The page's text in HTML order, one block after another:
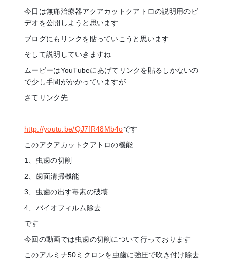
今日は無痛治療器アクアカットクアトロの説明用のビ
デオを公開しようと思います
ブログにもリンクを貼っていこうと思います
そして説明していきますね
ムービーはYouTubeにあげてリンクを貼るしかないの
で少し手間がかかっていますが
さてリンク先
http://youtu.be/QJ7fR48Mb4oです
このアクアカットクアトロの機能
1、虫歯の切削
2、歯面清掃機能
3、虫歯の出す毒素の破壊
4、バイオフィルム除去
です
今回の動画では虫歯の切削について行っております
このアルミナ50ミクロンを虫歯に強圧で吹き付け除去